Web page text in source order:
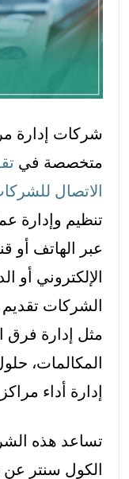
شركات إدارة
متخصصة في
الاتصال
تنظيم وإدارة
عبر الهاتف أو
الإلكتروني أو
الشركات
مثل إدارة فرق
المكالمات،
إدارة أداء
تساعد هذه
الكول سنتر